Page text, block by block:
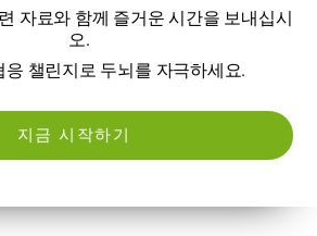
자료와 함께 즐거운 시간을 보내십시
오.
응 챌린지로 두뇌를 자극하세요.
지금 시작하기